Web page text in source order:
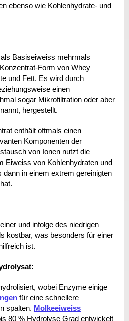
ebenso wie Kohlenhydrate- und
Basiseiweiss mehrmals
Form von Whey
und Fett. Es wird durch
einen
sogar Mikrofiltration oder aber
hergestellt.
enthält oftmals einen
Komponenten der
von Ionen nutzt die
Eiweiss von Kohlenhydraten und
in einem extrem gereinigten
und infolge des niedrigen
kostbar, was besonders für einer
ist.
wobei Enzyme einige
für eine schnellere
spalten. Molkeeiweiss
80 % Hydrolyse Grad entwickelt